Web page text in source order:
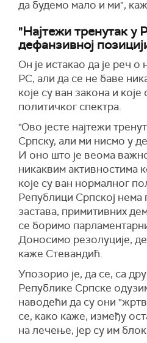
да будемо мало и ми",
"Најтежи тренутак у
дефанзивној
Он је истакао да је реч о
РС, али да се не баве
које су ван закона и
политичког спектра.
"Ово јесте најтежи
Српску, али ми нисмо у
И оно што је веома
никаквим активностима
које су ван нормалног
Републици Српској
застава, примитивних
се боримо
Доносимо резолуције,
каже Стевандић.
Упозорио је, да се, са
Републике Српске
наводећи да су они
се, како каже, између
на лечење, јер су им